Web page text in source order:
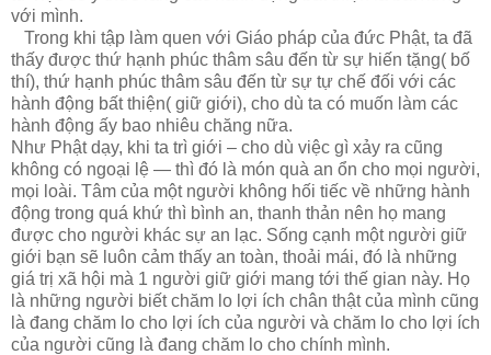
với mình.
Trong khi tập làm quen với Giáo pháp của đức Phật, ta đã
thấy được thứ hạnh phúc thâm sâu đến từ sự hiến tặng( bố
thí), thứ hạnh phúc thâm sâu đến từ sự tự chế đối với các
hành động bất thiện( giữ giới), cho dù ta có muốn làm các
hành động ấy bao nhiêu chăng nữa.
Như Phật dạy, khi ta trì giới – cho dù việc gì xảy ra cũng
không có ngoại lệ — thì đó là món quà an ổn cho mọi người,
mọi loài. Tâm của một người không hối tiếc về những hành
động trong quá khứ thì bình an, thanh thản nên họ mang
được cho người khác sự an lạc. Sống cạnh một người giữ
giới bạn sẽ luôn cảm thấy an toàn, thoải mái, đó là những
giá trị xã hội mà 1 người giữ giới mang tới thế gian này. Họ
là những người biết chăm lo lợi ích chân thật của mình cũng
là đang chăm lo cho lợi ích của người và chăm lo cho lợi ích
của người cũng là đang chăm lo cho chính mình.